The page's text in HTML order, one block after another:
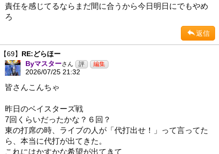
責任を感じてるならまだ間に合うから今日明日にでもやめ
ろ
返信
【69】 RE:どらほー
Byマスターさん
2026/07/25 21:32
皆さんこんちゃ
昨日のベイスターズ戦
7回くらいだったかな？６回？
東の打席の時、ライブの人が「代打出せ！」って言ってた
ら、本当に代打が出てきた。
これにはかすかな希望が出てきて